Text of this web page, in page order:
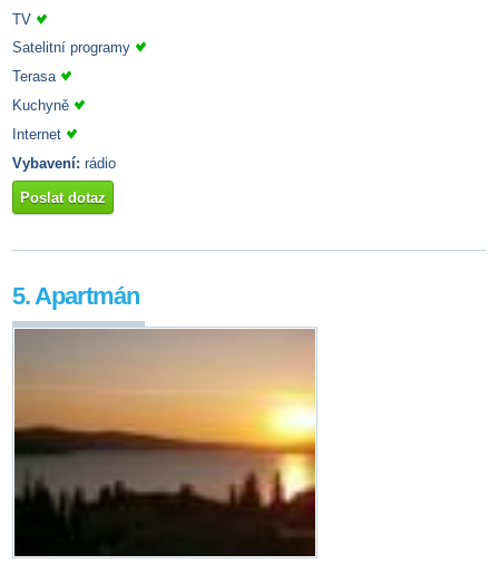
TV
Satelitní programy
Terasa
Kuchyně
Internet
Vybavení: rádio
Poslat dotaz
5. Apartmán